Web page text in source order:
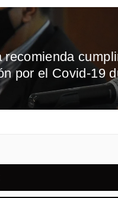
recomienda
por el Covid-19